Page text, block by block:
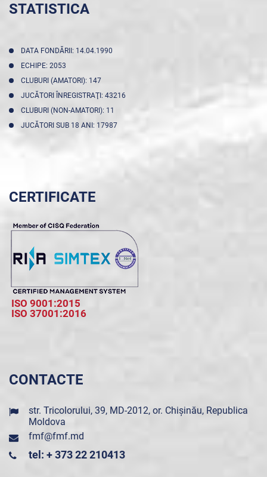
STATISTICA
DATA FONDĂRII: 14.04.1990
ECHIPE: 2053
CLUBURI (AMATORI): 147
JUCĂTORI ÎNREGISTRAŢI: 43216
CLUBURI (NON-AMATORI): 11
JUCĂTORI SUB 18 ANI: 17987
CERTIFICATE
ISO 9001:2015
ISO 37001:2016
CONTACTE
str. Tricolorului, 39, MD-2012, or. Chișinău, Republica
Moldova
fmf@fmf.md
tel: + 373 22 210413